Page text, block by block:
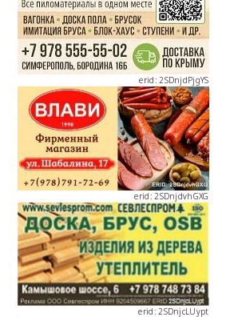
erid: 2SDnjdPjgYS
erid: 2SDnjdvhGXG
erid: 2SDnjcLUypt